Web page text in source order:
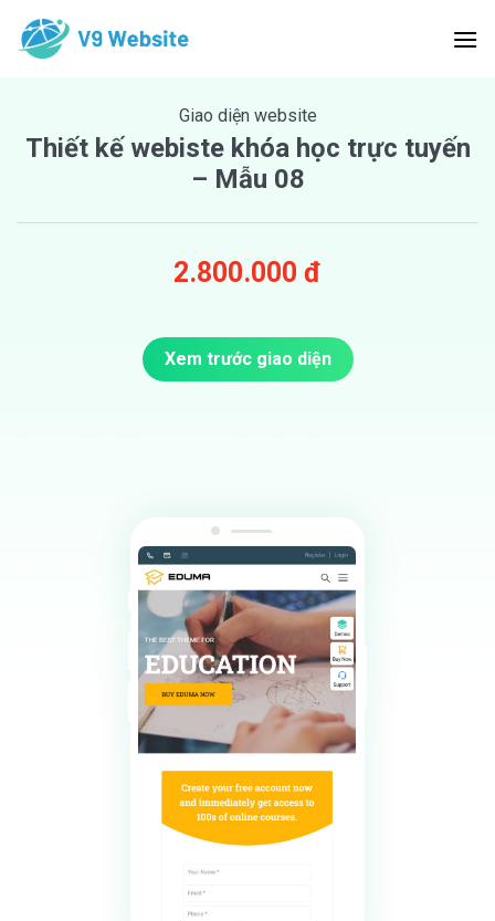
Giao diện website
Thiết kế webiste khóa học trực tuyến
– Mẫu 08
2.800.000 đ
Xem trước giao diện